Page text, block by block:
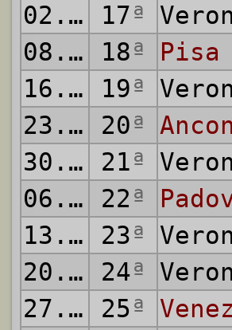
02.01.1994
17ª
08.01.1994
18ª Pisa
16.01.1994
19ª
23.01.1994
20ª
30.01.1994
21ª
06.02.1994
22ª
13.02.1994
23ª
20.02.1994
24ª
27.02.1994
25ª